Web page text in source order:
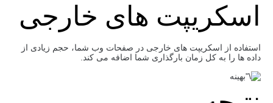
اسکریپت های خارجی
استفاده از اسکریپت های خارجی در صفحات وب شما، حجم زیادی از
داده ها را به کل زمان بارگذاری شما اضافه می کند.